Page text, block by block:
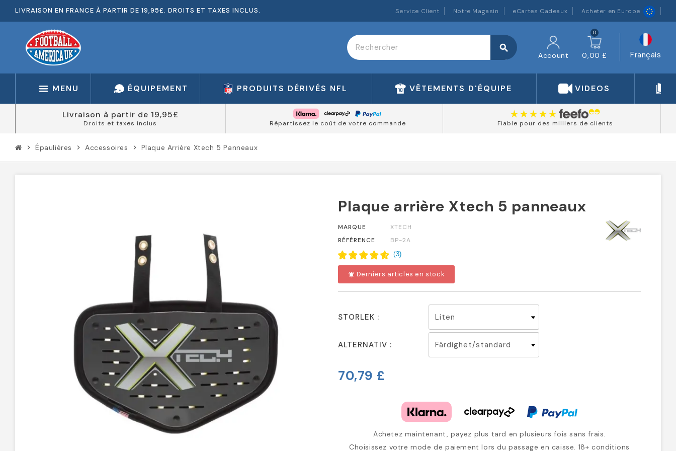
LIVRAISON EN FRANCE À PARTIR DE 19,95£. DROITS ET TAXES INCLUS. Service Client Notre Magasin eCartes Cadeaux Acheter en Europe
search
Account
0
0,00 £ Français
MENU ÉQUIPEMENT PRODUITS DÉRIVÉS NFL VÊTEMENTS D'ÉQUIPE VIDEOS
Livraison à partir de 19,95£
Droits et taxes inclus Répartissez le coût de votre commande Fiable pour des milliers de clients
chevron_right Épaulières chevron_right Accessoires chevron_right Plaque Arrière Xtech 5 Panneaux
Plaque arrière Xtech 5 panneaux
MARQUE
XTECH
RÉFÉRENCE
BP-2A
(3)
notifications_active Derniers articles en stock
STORLEK :
ALTERNATIV :
70,79 £
Achetez maintenant, payez plus tard en plusieurs fois sans frais.
Choisissez votre mode de paiement lors du passage en caisse. 18+ conditions